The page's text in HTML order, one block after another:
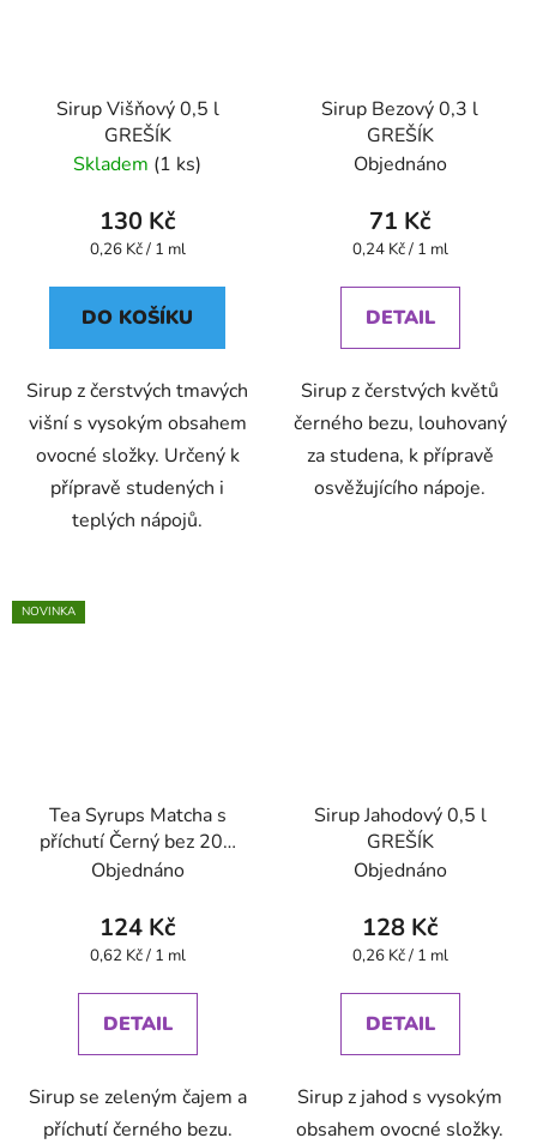
Sirup Višňový 0,5 l
GREŠÍK
Skladem (1 ks)
130 Kč
Měrná
0,26 Kč / 1 ml
DO KOŠÍKU
Sirup z čerstvých tmavých
višní s vysokým obsahem
ovocné složky. Určený k
přípravě studených i
teplých nápojů.
Sirup Bezový 0,3 l
GREŠÍK
Objednáno
71 Kč
Měrná
0,24 Kč / 1 ml
DETAIL
Sirup z čerstvých květů
černého bezu, louhovaný
za studena, k přípravě
osvěžujícího nápoje.
NOVINKA
Tea Syrups Matcha s
příchutí Černý bez 200
ml - Oxalis
Objednáno
124 Kč
Měrná
0,62 Kč / 1 ml
DETAIL
Sirup se zeleným čajem a
příchutí černého bezu.
Sirup Jahodový 0,5 l
GREŠÍK
Objednáno
128 Kč
Měrná
0,26 Kč / 1 ml
DETAIL
Sirup z jahod s vysokým
obsahem ovocné složky.